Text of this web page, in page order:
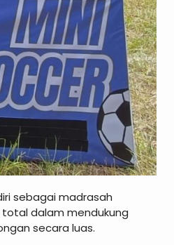
sebagai madrasah
dalam mendukung
secara luas.